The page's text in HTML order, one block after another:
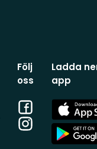
Följ
oss
Facebook
Instagram
Ladda
app
App
Store
App
Store